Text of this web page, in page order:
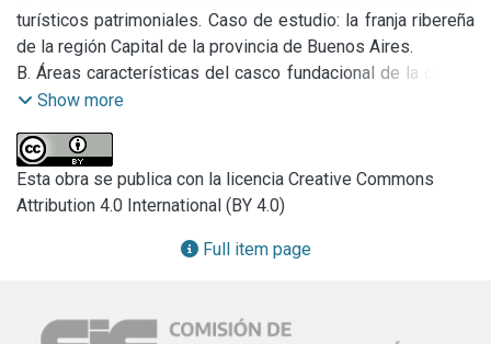
turísticos patrimoniales. Caso de estudio: la franja ribereña
de la región Capital de la provincia de Buenos Aires.
B. Áreas características del casco fundacional de la ciudad
de La Plata. Estudio de la situación actual y formulación de
Show more
Esta obra se publica con la licencia Creative Commons
Attribution 4.0 International (BY 4.0)
Full item page